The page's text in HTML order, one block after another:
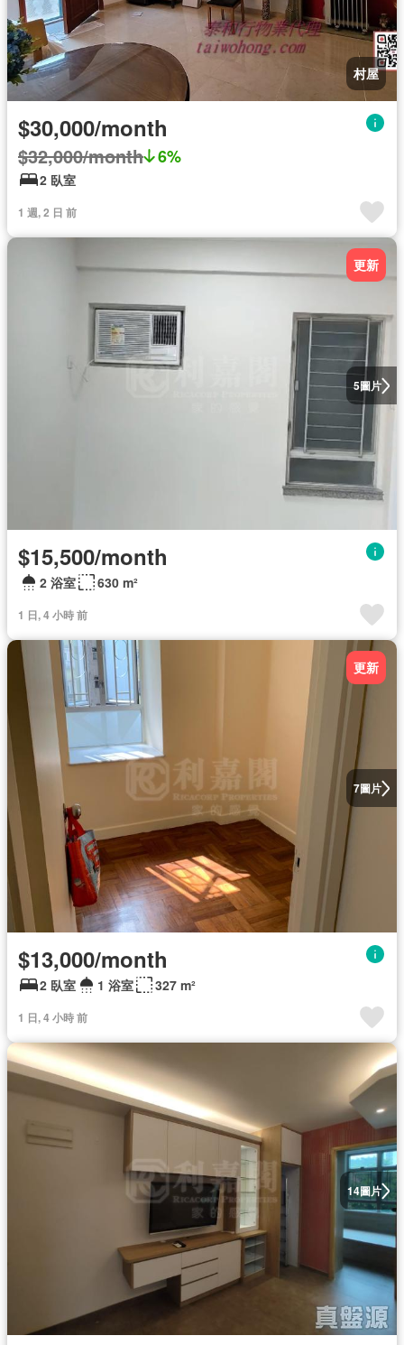
村屋
$30,000/month
$32,000/month 6%
2 臥室
1 週, 2 日 前
5圖片
更新
$15,500/month
2 浴室 630 m²
1 日, 4 小時 前
7圖片
更新
$13,000/month
2 臥室 1 浴室 327 m²
1 日, 4 小時 前
14圖片